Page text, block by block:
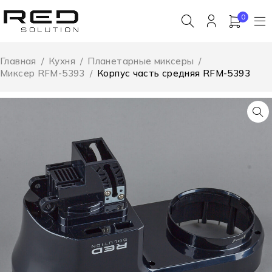
0
Главная / Кухня / Планетарные миксеры /
Миксер RFM-5393 / Корпус часть средняя RFM-5393